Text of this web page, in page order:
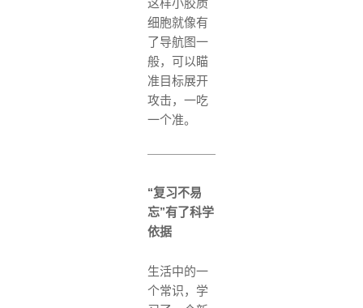
这样小胶质
细胞就像有
了导航图一
般，可以瞄
准目标展开
攻击，一吃
一个准。
“复习不易
忘”有了科学
依据
生活中的一
个常识，学